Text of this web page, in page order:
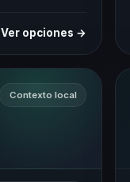
Ver opciones →
Contexto local